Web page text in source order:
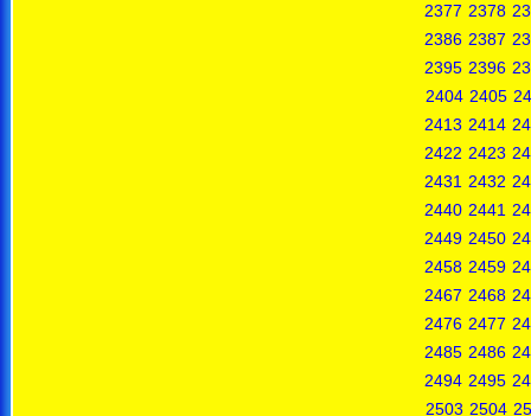
2377 2378
2386 2387
2395 2396
2404 2405
2413 2414
2422 2423
2431 2432
2440 2441
2449 2450
2458 2459
2467 2468
2476 2477
2485 2486
2494 2495
2503 2504